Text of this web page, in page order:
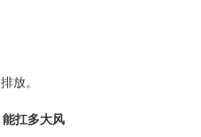
放。
扛多大风